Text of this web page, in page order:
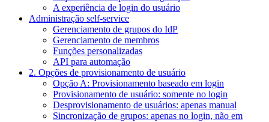
A experiência de login do usuário
Administração self-service
Gerenciamento de grupos do IdP
Gerenciamento de membros
Funções personalizadas
API para automação
2. Opções de provisionamento de usuário
Opção A: Provisionamento baseado em login
Provisionamento de usuário: somente no login
Desprovisionamento de usuários: apenas manual
Sincronização de grupos: apenas no login, não em